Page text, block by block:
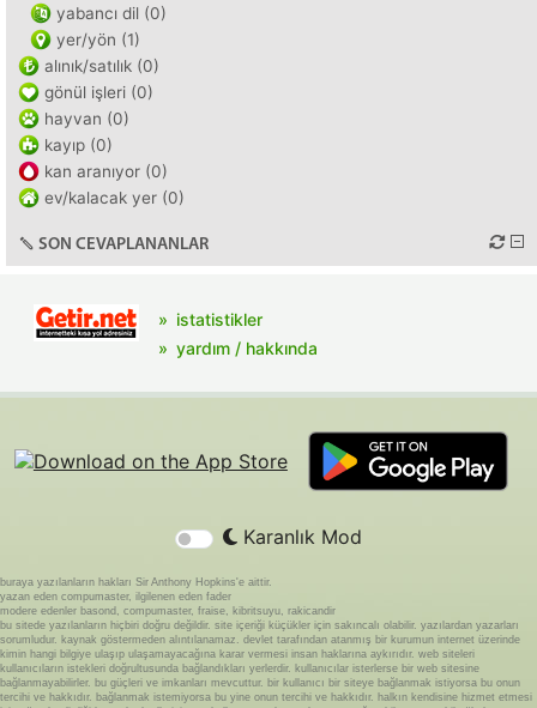
yabancı dil (0)
yer/yön (1)
alınık/satılık (0)
gönül işleri (0)
hayvan (0)
kayıp (0)
kan aranıyor (0)
ev/kalacak yer (0)
SON CEVAPLANANLAR
istatistikler
yardım / hakkında
Karanlık Mod
buraya yazılanların hakları Sir Anthony Hopkins'e aittir.
yazan eden compumaster, ilgilenen eden fader
modere edenler basond, compumaster, fraise, kibritsuyu, rakicandir
bu sitede yazılanların hiçbiri doğru değildir. site içeriği küçükler için sakıncalı olabilir. yazılardan yazarları
sorumludur. kaynak göstermeden alıntılanamaz. devlet tarafından atanmış bir kurumun internet üzerinde
kimin hangi bilgiye ulaşıp ulaşamayacağına karar vermesi insan haklarına aykırıdır. web siteleri
kullanıcıların istekleri doğrultusunda bağlandıkları yerlerdir. kullanıcılar isterlerse bir web sitesine
bağlanmayabilirler. bu güçleri ve imkanları mevcuttur. bir kullanıcı bir siteye bağlanmak istiyorsa bu onun
tercihi ve hakkıdır. bağlanmak istemiyorsa bu yine onun tercihi ve hakkıdır. halkın kendisine hizmet etmesi